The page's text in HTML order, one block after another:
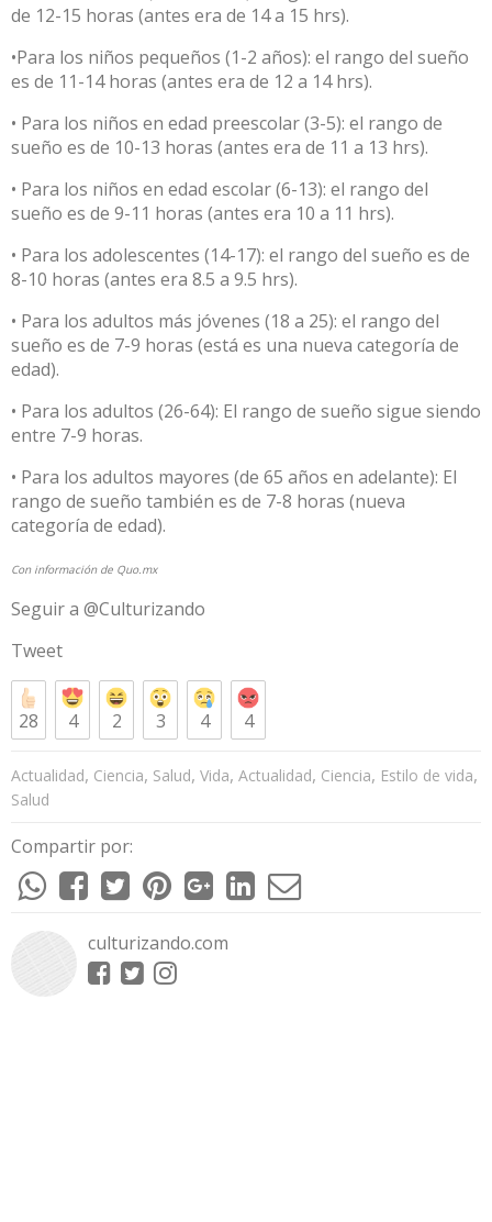
de 12-15 horas (antes era de 14 a 15 hrs).
•Para los niños pequeños (1-2 años): el rango del sueño
es de 11-14 horas (antes era de 12 a 14 hrs).
• Para los niños en edad preescolar (3-5): el rango de
sueño es de 10-13 horas (antes era de 11 a 13 hrs).
• Para los niños en edad escolar (6-13): el rango del
sueño es de 9-11 horas (antes era 10 a 11 hrs).
• Para los adolescentes (14-17): el rango del sueño es de
8-10 horas (antes era 8.5 a 9.5 hrs).
• Para los adultos más jóvenes (18 a 25): el rango del
sueño es de 7-9 horas (está es una nueva categoría de
edad).
• Para los adultos (26-64): El rango de sueño sigue siendo
entre 7-9 horas.
• Para los adultos mayores (de 65 años en adelante): El
rango de sueño también es de 7-8 horas (nueva
categoría de edad).
Con información de Quo.mx
Seguir a @Culturizando
Tweet
28 4 2 3 4 4
Actualidad, Ciencia, Salud, Vida, Actualidad, Ciencia, Estilo de vida,
Salud
Compartir por:
culturizando.com